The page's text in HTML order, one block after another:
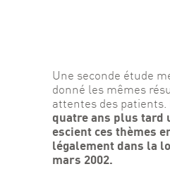
Une seconde étude
donné les mêmes
attentes des patients.
quatre ans plus tard
escient ces thèmes
légalement dans la
mars 2002.